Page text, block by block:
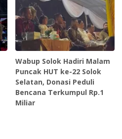
Wabup Solok Hadiri Malam
Puncak HUT ke-22 Solok
Selatan, Donasi Peduli
Bencana Terkumpul Rp.1
Miliar